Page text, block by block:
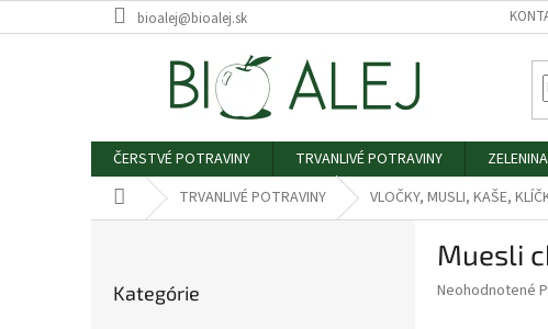
na
bioalej@bioalej.sk
ČERSTVÉ POTRAVINY TRVANLIVÉ POTRAVINY
Domov TRVANLIVÉ POTRAVINY VLOČKY, MUSLI, KAŠE,
kategórie
Kategórie
Muesli
Priemerné
Neohodnotené